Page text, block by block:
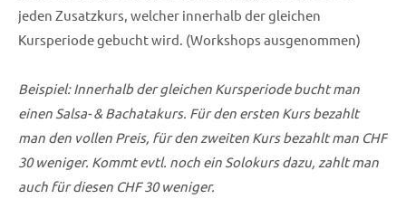
jeden Zusatzkurs, welcher innerhalb der gleichen
Kursperiode gebucht wird. (Workshops ausgenommen)
Beispiel: Innerhalb der gleichen Kursperiode bucht man
einen Salsa- & Bachatakurs. Für den ersten Kurs bezahlt
man den vollen Preis, für den zweiten Kurs bezahlt man CHF
30 weniger. Kommt evtl. noch ein Solokurs dazu, zahlt man
auch für diesen CHF 30 weniger.